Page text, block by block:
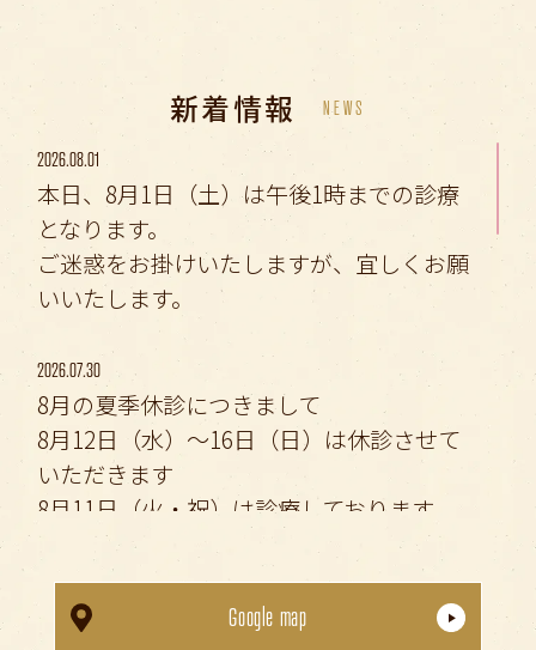
新着情報 NEWS
2026.08.01
本日、8月1日（土）は午後1時までの診療
となります。
ご迷惑をお掛けいたしますが、宜しくお願
いいたします。
2026.07.30
8月の夏季休診につきまして
8月12日（水）〜16日（日）は休診させて
いただきます
8月11日（火・祝）は診療しております
ご確認の上、ご来院ください
2026.04.26 Google map